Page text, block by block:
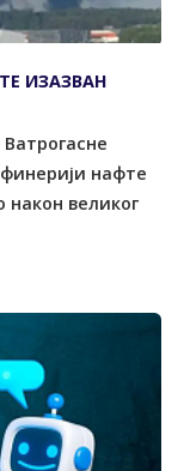
ИЗАЗВАН
нафте
након великог